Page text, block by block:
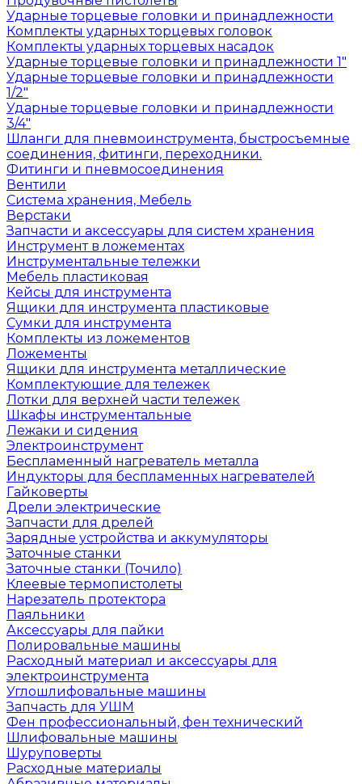
Ударные торцевые головки и принадлежности
Комплекты ударных торцевых головок
Комплекты ударных торцевых насадок
Ударные торцевые головки и принадлежности 1"
Ударные торцевые головки и принадлежности
1/2"
Ударные торцевые головки и принадлежности
3/4"
Шланги для пневмоинструмента, быстросъемные
соединения, фитинги, переходники.
Фитинги и пневмосоединения
Вентили
Система хранения, Мебель
Верстаки
Запчасти и аксессуары для систем хранения
Инструмент в ложементах
Инструментальные тележки
Мебель пластиковая
Кейсы для инструмента
Ящики для инструмента пластиковые
Сумки для инструмента
Комплекты из ложементов
Ложементы
Ящики для инструмента металлические
Комплектующие для тележек
Лотки для верхней части тележек
Шкафы инструментальные
Лежаки и сидения
Электроинструмент
Беспламенный нагреватель металла
Индукторы для беспламенных нагревателей
Гайковерты
Дрели электрические
Запчасти для дрелей
Зарядные устройства и аккумуляторы
Заточные станки
Заточные станки (Точило)
Клеевые термопистолеты
Нарезатель протектора
Паяльники
Аксессуары для пайки
Полировальные машины
Расходный материал и аксессуары для
электроинструмента
Углошлифовальные машины
Запчасть для УШМ
Фен профессиональный, фен технический
Шлифовальные машины
Шуруповерты
Расходные материалы